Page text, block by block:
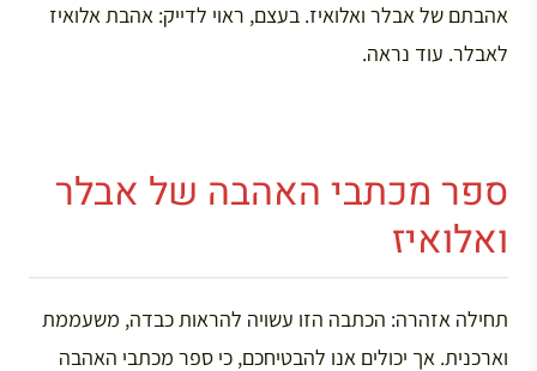
אהבתם של אבלר ואלואיז. בעצם, ראוי לדייק: אהבת אלואיז
לאבלר. עוד נראה.
ספר מכתבי האהבה של אבלר
ואלואיז
תחילה אזהרה: הכתבה הזו עשויה להראות כבדה, משעממת
וארכנית. אך יכולים אנו להבטיחכם, כי ספר מכתבי האהבה